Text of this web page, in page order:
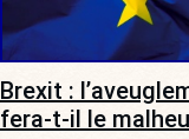
Brexit :
fera-t-il le